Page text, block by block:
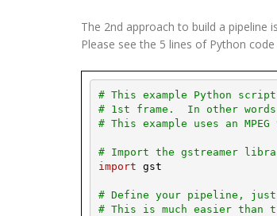
The 2nd approach to build a pipeline
Please see the 5 lines of Python
# This example Python
# 1st frame.  In other
# This example uses an
# Import the gstreamer
import gst
# Define your pipeline, just
# This is much easier than